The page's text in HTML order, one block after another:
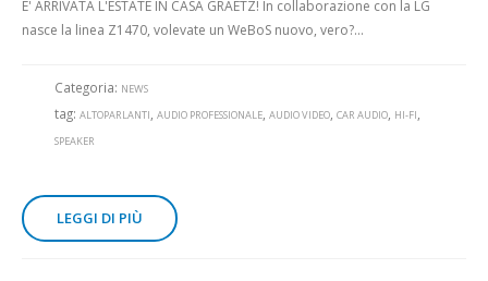
E' ARRIVATA L'ESTATE IN CASA GRAETZ! In collaborazione con la LG
nasce la linea Z1470, volevate un WeBoS nuovo, vero?...
Categoria: NEWS
tag: ALTOPARLANTI, AUDIO PROFESSIONALE, AUDIO VIDEO, CAR AUDIO, HI-FI,
SPEAKER
LEGGI DI PIÙ